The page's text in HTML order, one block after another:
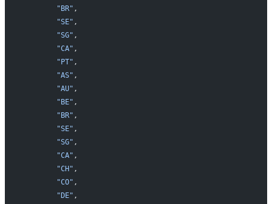
        "BR"
,
        "SE"
,
        "SG"
,
        "CA"
,
        "PT"
,
        "AS"
,
        "AU"
,
        "BE"
,
        "BR"
,
        "SE"
,
        "SG"
,
        "CA"
,
        "CH"
,
        "CO"
,
        "DE"
,